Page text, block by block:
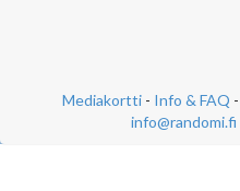
Mediakortti - Info & FAQ -
info@randomi.fi